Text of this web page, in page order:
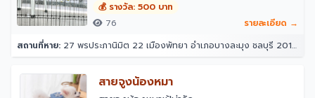
💰 รางวัล: 500 บาท
76
รายละเอียด →
สถานที่หาย: 27 พรประภานิมิต 22 เมืองพัทยา อำเภอบางละมุง ชลบุรี 20150
สายจูงน้องหมา